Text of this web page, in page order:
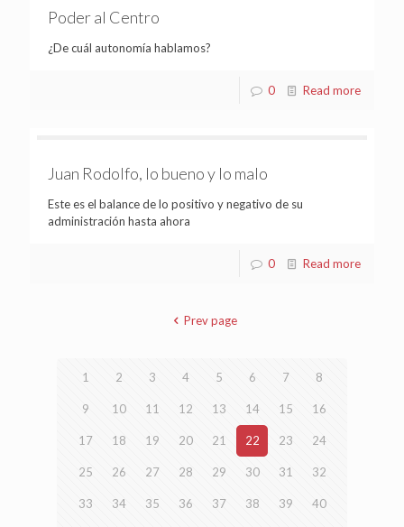
Poder al Centro
¿De cuál autonomía hablamos?
0 Read more
Juan Rodolfo, lo bueno y lo malo
Este es el balance de lo positivo y negativo de su
administración hasta ahora
0 Read more
Prev page
1 2 3 4 5 6 7 8
9 10 11 12 13 14 15 16
17 18 19 20 21 22 23 24
25 26 27 28 29 30 31 32
33 34 35 36 37 38 39 40